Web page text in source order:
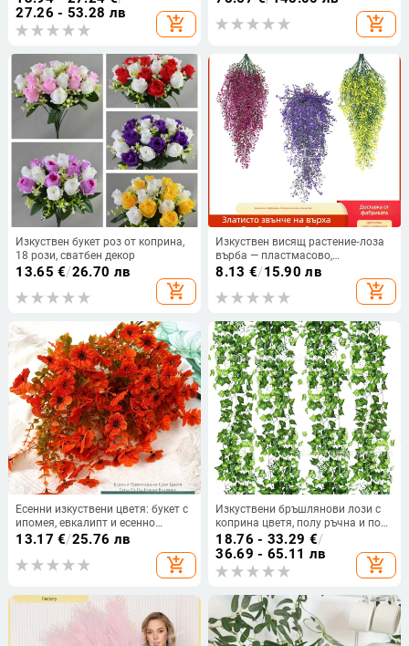
27.26 - 53.28 лв
add_shopping_cart
фалшива виолетова декорация
външна висяща кошница за
входна врата висяща орхидея на
add_shopping_cart
Изкуствен букет роз от коприна,
18 рози, сватбен декор
13.65 €/26.70 лв
add_shopping_cart
Изкуствен висящ растение‑лоза
върба — пластмасово,
инжекционно формовано,
вариант 1383493048, за сватби,
открити пространства, реквизит
декорация
8.13 €/15.90 лв
add_shopping_cart
Есенни изкуствени цветя: букет с
ипомея, евкалипт и есенно
лилави теменужки за домашна
13.17 €/25.76 лв
add_shopping_cart
Изкуствени бръшлянови лози с
коприна цветя, полу ръчна и полу
механична изработка, тип ратан,
опаковка OPP, 12 или 24 броя
18.76 - 33.29 €/
36.69 - 65.11 лв
add_shopping_cart